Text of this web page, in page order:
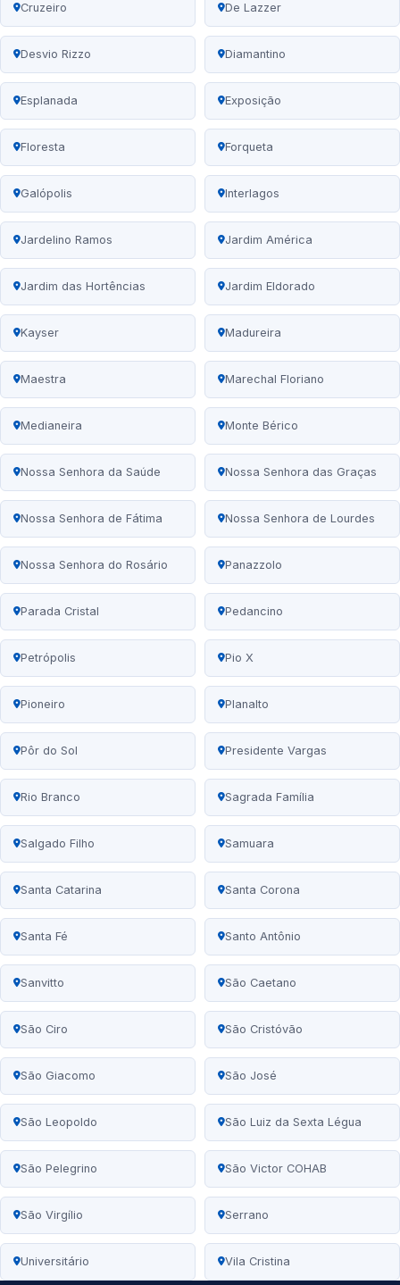
Cruzeiro De Lazzer
Desvio Rizzo Diamantino
Esplanada Exposição
Floresta Forqueta
Galópolis Interlagos
Jardelino Ramos Jardim América
Jardim das Hortências Jardim Eldorado
Kayser Madureira
Maestra Marechal Floriano
Medianeira Monte Bérico
Nossa Senhora da Saúde Nossa Senhora das Graças
Nossa Senhora de Fátima Nossa Senhora de Lourdes
Nossa Senhora do Rosário Panazzolo
Parada Cristal Pedancino
Petrópolis Pio X
Pioneiro Planalto
Pôr do Sol Presidente Vargas
Rio Branco Sagrada Família
Salgado Filho Samuara
Santa Catarina Santa Corona
Santa Fé Santo Antônio
Sanvitto São Caetano
São Ciro São Cristóvão
São Giacomo São José
São Leopoldo São Luiz da Sexta Légua
São Pelegrino São Victor COHAB
São Virgílio Serrano
Universitário Vila Cristina